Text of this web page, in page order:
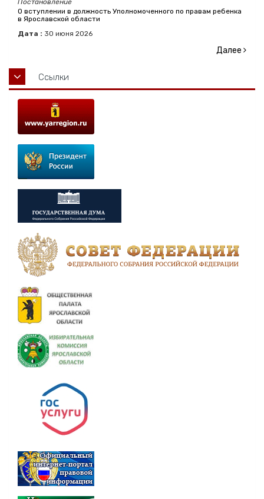
Постановление
О вступлении в должность Уполномоченного по правам ребенка
в Ярославской области
Дата : 30 июня 2026
Далее
Ссылки